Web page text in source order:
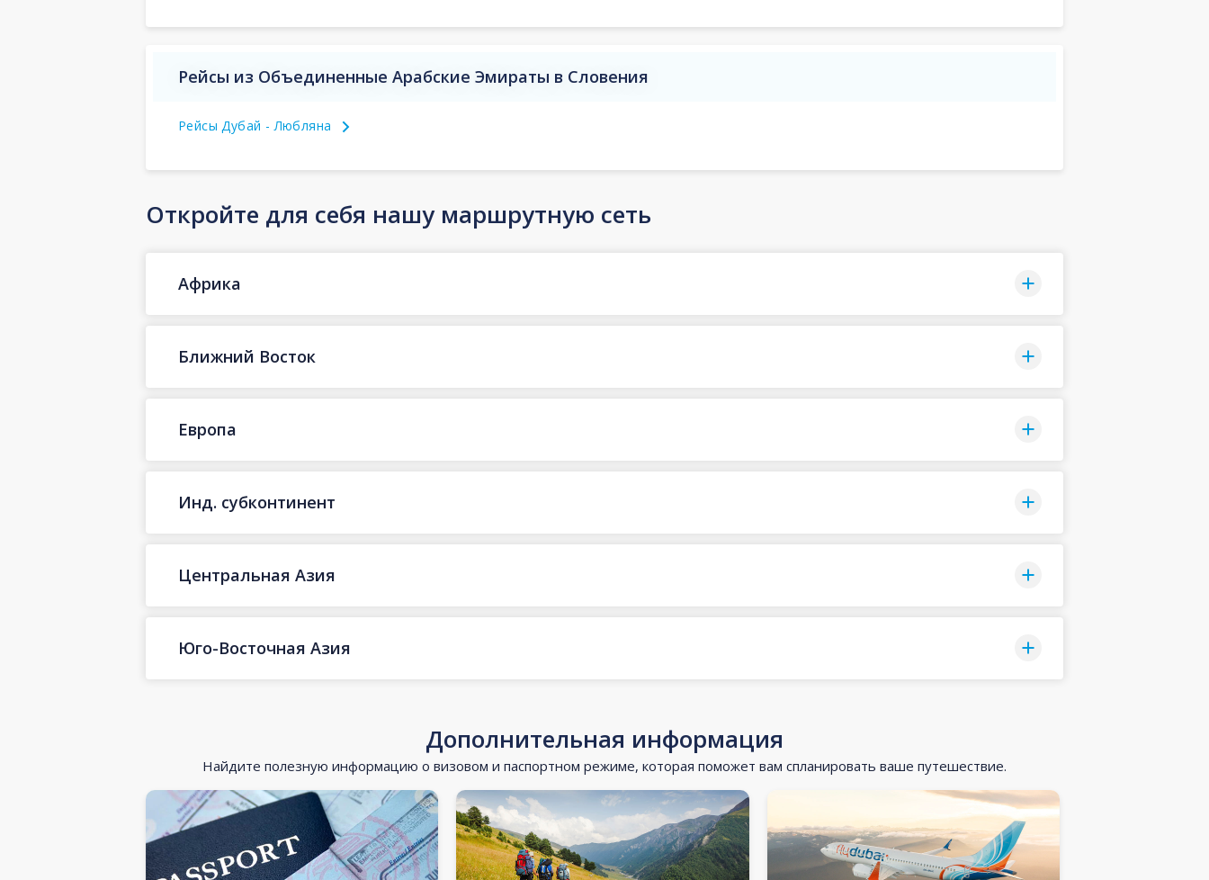
Рейсы из Объединенные Арабские Эмираты в Словения
Рейсы Дубай - Любляна
Откройте для себя нашу маршрутную сеть
Африка
Ближний Восток
Европа
Инд. субконтинент
Центральная Азия
Юго-Восточная Азия
Дополнительная информация
Найдите полезную информацию о визовом и паспортном режиме, которая поможет вам спланировать ваше путешествие.